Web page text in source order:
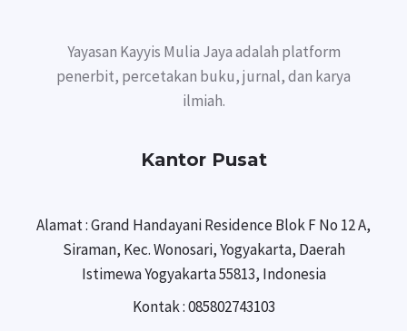
Yayasan Kayyis Mulia Jaya adalah platform
penerbit, percetakan buku, jurnal, dan karya
ilmiah.
Kantor Pusat
Alamat : Grand Handayani Residence Blok F No 12 A,
Siraman, Kec. Wonosari, Yogyakarta, Daerah
Istimewa Yogyakarta 55813, Indonesia
Kontak : 085802743103